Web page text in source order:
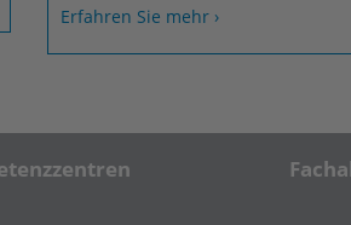
Erfahren Sie mehr ›